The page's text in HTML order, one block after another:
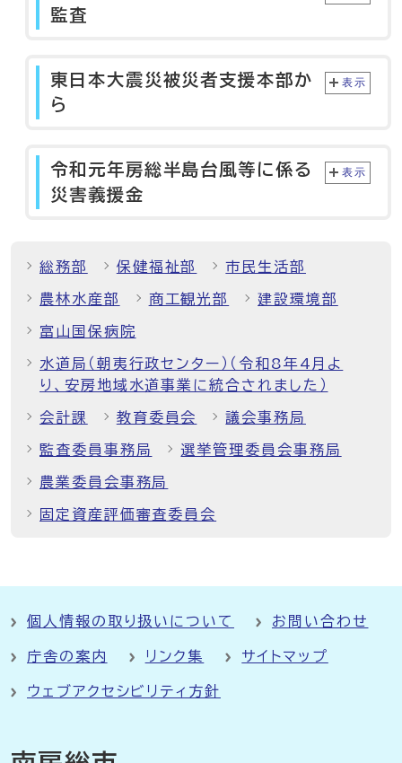
監査
東日本大震災被災者支援本部か
ら
表示
令和元年房総半島台風等に係る
災害義援金
表示
総務部 保健福祉部 市民生活部
農林水産部 商工観光部 建設環境部
富山国保病院
水道局（朝夷行政センター）（令和8年4月よ
り、安房地域水道事業に統合されました）
会計課 教育委員会 議会事務局
監査委員事務局 選挙管理委員会事務局
農業委員会事務局
固定資産評価審査委員会
個人情報の取り扱いについて お問い合わせ
庁舎の案内 リンク集 サイトマップ
ウェブアクセシビリティ方針